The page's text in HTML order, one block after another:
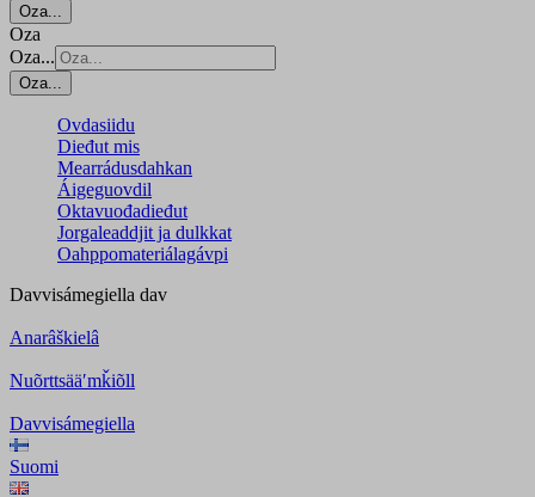
Oza...
Oza
Oza...
Oza...
Ovdasiidu
Dieđut mis
Mearrádusdahkan
Áigeguovdil
Oktavuođadieđut
Jorgaleaddjit ja dulkkat
Oahppomateriálagávpi
Davvisámegiella dav
Anarâškielâ
Nuõrttsääʹmǩiõll
Davvisámegiella
Suomi